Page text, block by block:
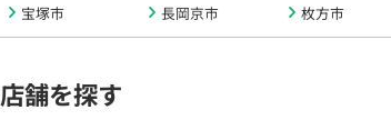
宝塚市 長岡京市 枚方市
舗を探す